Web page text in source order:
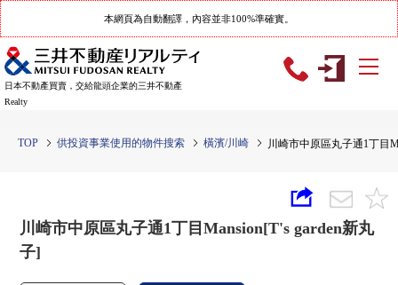
本網頁為自動翻譯，內容並非100%準確實。
日本不動產買賣，交給龍頭企業的三井不動產
Realty
TOP 供投資事業使用的物件搜索 橫濱/川崎 川崎市中原區丸子通1丁目
川崎市中原區丸子通1丁目Mansion[T's garden新丸
子]